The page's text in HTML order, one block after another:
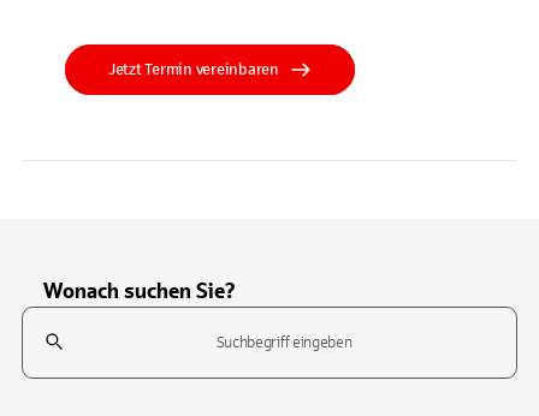
Jetzt Termin vereinbaren
Wonach suchen Sie?
Suchfeld